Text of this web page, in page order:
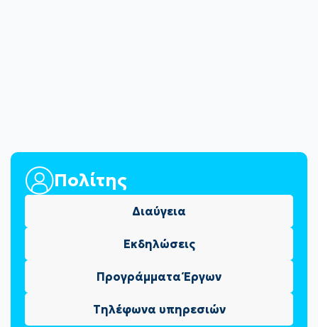
Πολίτης
Διαύγεια
Εκδηλώσεις
Προγράμματα Έργων
Τηλέφωνα υπηρεσιών